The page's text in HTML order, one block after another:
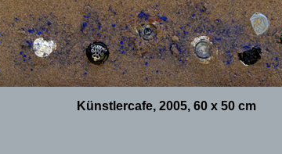
Künstlercafe, 2005, 60 x 50 cm